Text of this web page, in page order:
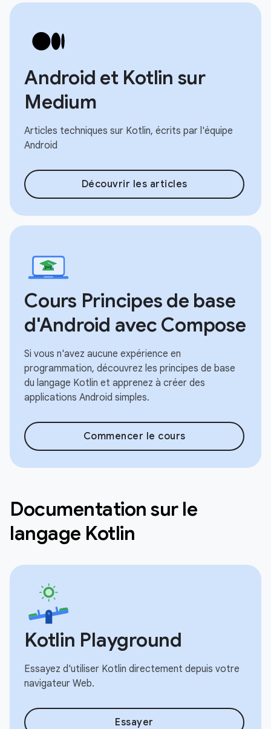
Android et Kotlin sur
Medium
Articles techniques sur Kotlin, écrits par l'équipe
Android
Découvrir les articles
Cours Principes de base
d'Android avec Compose
Si vous n'avez aucune expérience en
programmation, découvrez les principes de base
du langage Kotlin et apprenez à créer des
applications Android simples.
Commencer le cours
Documentation sur le
langage Kotlin
Kotlin Playground
Essayez d'utiliser Kotlin directement depuis votre
navigateur Web.
Essayer